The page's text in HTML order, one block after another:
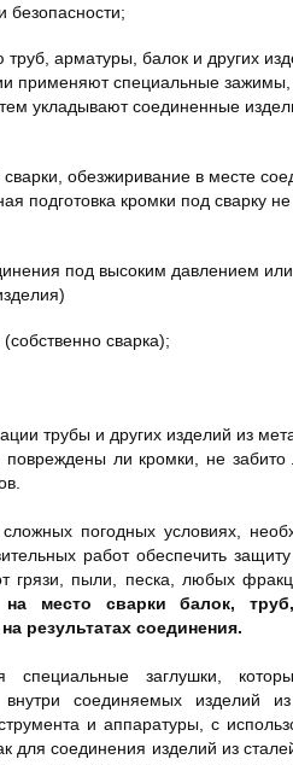
безопасности;
труб, арматуры, балок и других
применяют специальные зажимы,
укладывают соединенные
сварки, обезжиривание в месте
подготовка кромки под сварку
под высоким давлением
сварка);
трубы и других изделий из
повреждены ли кромки, не забито
погодных условиях,
работ обеспечить
грязи, пыли, песка, любых
место сварки балок,
результатах соединения.
специальные заглушки,
внутри соединяемых изделий
и аппаратуры, с
для соединения изделий из